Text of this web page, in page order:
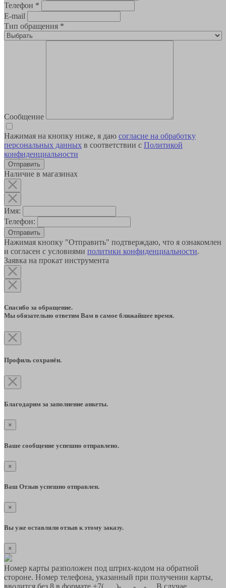
Телефон *
E-mail
Тип обращения *
Сообщение
Нажимая на кнопку ниже, я даю согласие на обработку
персональных данных в соответствии с Политикой
конфиденциальности
Наличие в магазинах
Имя:
Телефон:
Отправить
Нажимая кнопку "Отправить" подтверждаю, что я ознакомлен
и согласен с условиями политики конфиденциальности.
Заявка на прокат инструмента
Спасибо за обращение.
Мы обязательно ответим Вам в самое ближайшее время.
Профиль сохранён.
Благодарим за заполнение анкеты.
×
Ваше сообщение успешно отправлено.
×
Ваш Отзыв успешно отправлен.
×
Вы уже оставляли отзыв к этому заказу.
×
Номер карты разположен под штрих-кодом на обратной
стороне. Номер телефона, указанный при получении карты,